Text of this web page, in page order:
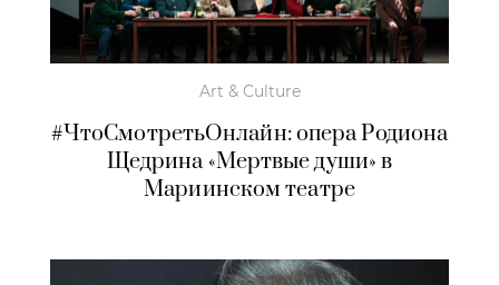
Art & Culture
#ЧтоСмотретьОнлайн: опера Родиона
Щедрина «Мертвые души» в
Мариинском театре